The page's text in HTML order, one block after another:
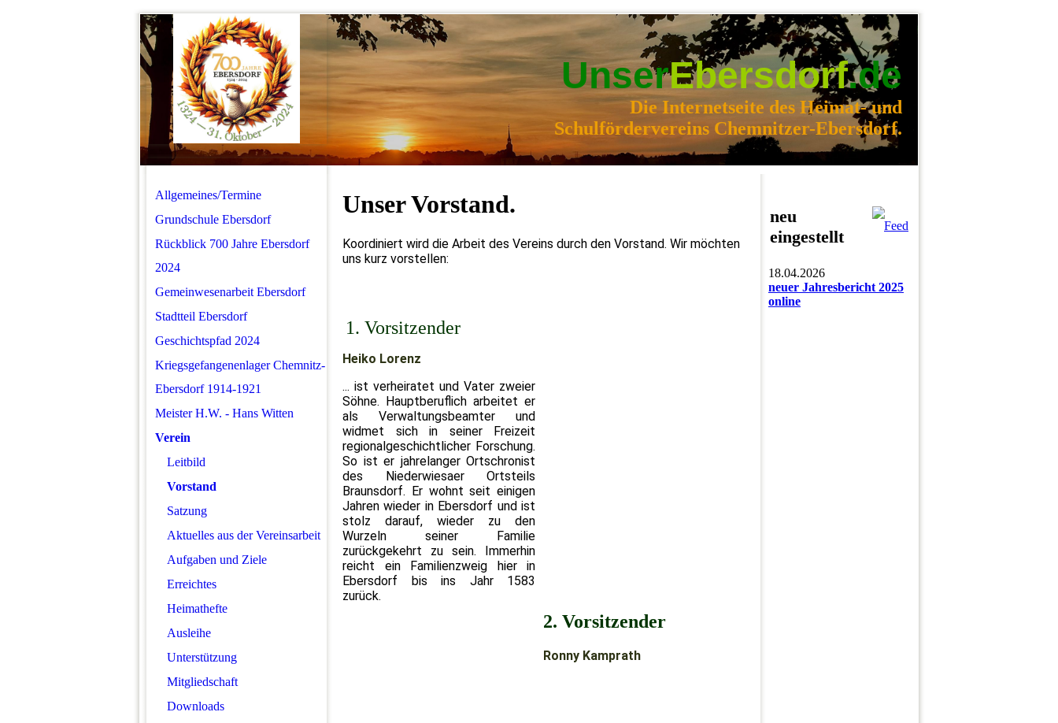
UnserEbersdorf.de
Die Internetseite des Heimat- und
Schulfördervereins Chemnitzer-Ebersdorf.
Allgemeines/Termine
Grundschule Ebersdorf
Rückblick 700 Jahre Ebersdorf
2024
Gemeinwesenarbeit Ebersdorf
Stadtteil Ebersdorf
Geschichtspfad 2024
Kriegsgefangenenlager Chemnitz-
Ebersdorf 1914-1921
Meister H.W. - Hans Witten
Verein
Leitbild
Vorstand
Satzung
Aktuelles aus der Vereinsarbeit
Aufgaben und Ziele
Erreichtes
Heimathefte
Ausleihe
Unterstützung
Mitgliedschaft
Downloads
Unser Vorstand.
Koordiniert wird die Arbeit des Vereins durch den Vorstand. Wir möchten
uns kurz vorstellen:
1. Vorsitzender
Heiko Lorenz
... ist verheiratet und Vater zweier
Söhne. Hauptberuflich arbeitet er
als Verwaltungsbeamter und
widmet sich in seiner Freizeit
regionalgeschichtlicher Forschung.
So ist er jahrelanger Ortschronist
des Niederwiesaer Ortsteils
Braunsdorf. Er wohnt seit einigen
Jahren wieder in Ebersdorf und ist
stolz darauf, wieder zu den
Wurzeln seiner Familie
zurückgekehrt zu sein. Immerhin
reicht ein Familienzweig hier in
Ebersdorf bis ins Jahr 1583
zurück.
2. Vorsitzender
Ronny Kamprath
neu
eingestellt
18.04.2026
neuer Jahresbericht 2025
online